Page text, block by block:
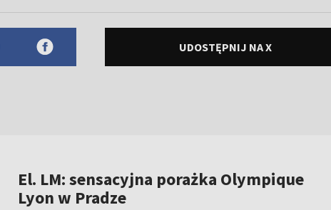
UDOSTĘPNIJ NA X
El. LM: sensacyjna porażka Olympique
Lyon w Pradze